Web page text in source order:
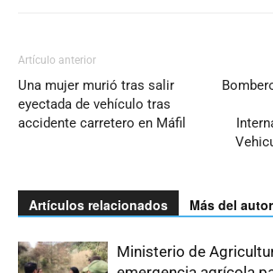
Artículo anterior
Una mujer murió tras salir
eyectada de vehículo tras
accidente carretero en Máfil
Artículos relacionados Más del autor
Ministerio de